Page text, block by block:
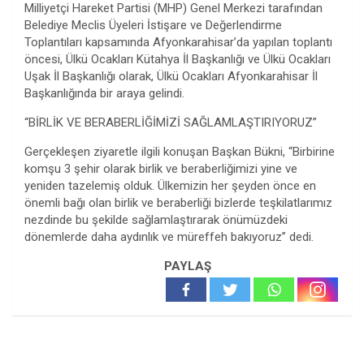
Milliyetçi Hareket Partisi (MHP) Genel Merkezi tarafından
Belediye Meclis Üyeleri İstişare ve Değerlendirme
Toplantıları kapsamında Afyonkarahisar’da yapılan toplantı
öncesi, Ülkü Ocakları Kütahya İl Başkanlığı ve Ülkü Ocakları
Uşak İl Başkanlığı olarak, Ülkü Ocakları Afyonkarahisar İl
Başkanlığında bir araya gelindi.
“BİRLİK VE BERABERLİĞİMİZİ SAĞLAMLAŞTIRIYORUZ”
Gerçekleşen ziyaretle ilgili konuşan Başkan Bükni, “Birbirine
komşu 3 şehir olarak birlik ve beraberliğimizi yine ve
yeniden tazelemiş olduk. Ülkemizin her şeyden önce en
önemli bağı olan birlik ve beraberliği bizlerde teşkilatlarımız
nezdinde bu şekilde sağlamlaştırarak önümüzdeki
dönemlerde daha aydınlık ve müreffeh bakıyoruz” dedi.
PAYLAŞ